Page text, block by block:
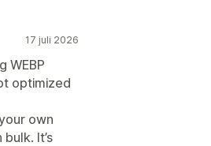
17 juli 2026
WEBP
optimized
own
It’s